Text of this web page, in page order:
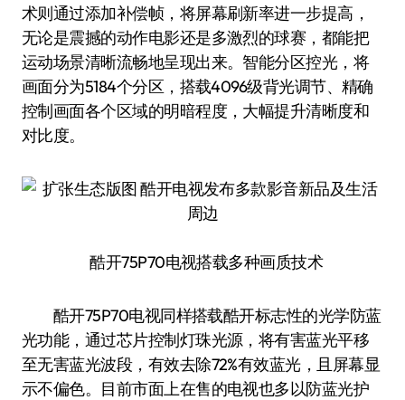
术则通过添加补偿帧，将屏幕刷新率进一步提高，
无论是震撼的动作电影还是多激烈的球赛，都能把
运动场景清晰流畅地呈现出来。智能分区控光，将
画面分为5184个分区，搭载4096级背光调节、精确
控制画面各个区域的明暗程度，大幅提升清晰度和
对比度。
酷开75P70电视搭载多种画质技术
酷开75P70电视同样搭载酷开标志性的光学防蓝
光功能，通过芯片控制灯珠光源，将有害蓝光平移
至无害蓝光波段，有效去除72%有效蓝光，且屏幕显
示不偏色。目前市面上在售的电视也多以防蓝光护